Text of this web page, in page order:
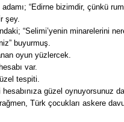
adamı; “Edirne bizimdir, çünkü
şey.
“Selimi’yenin minarelerini
buyurmuş.
oyun yüzlercek.
var.
tespiti.
hesabınıza güzel oynuyorsunuz
Türk çocukları askere